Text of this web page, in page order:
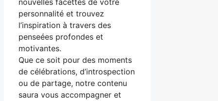
nouvelles facettes de votre
personnalité et trouvez
l’inspiration à travers des
penseées profondes et
motivantes.
Que ce soit pour des moments
de célébrations, d’introspection
ou de partage, notre contenu
saura vous accompagner et